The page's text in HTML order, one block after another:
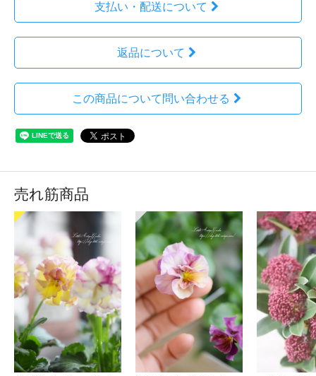
支払い・配送について
返品について
この商品について問い合わせる
売れ筋商品